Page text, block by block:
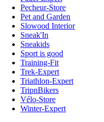
Pecheur-Store
Pet and Garden
Slowood Interior
Sneak'In
Sneakids
Sport is good
Training-Fit
Trek-Expert
Triathlon-Expert
TripnBikers
Vélo-Store
Winter-Expert